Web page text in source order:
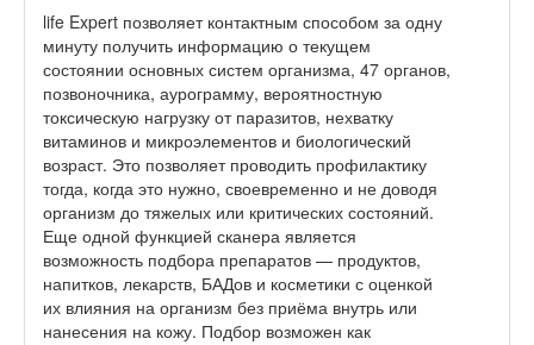
life Expert позволяет контактным способом за одну
минуту получить информацию о текущем
состоянии основных систем организма, 47 органов,
позвоночника, аурограмму, вероятностную
токсическую нагрузку от паразитов, нехватку
витаминов и микроэлементов и биологический
возраст. Это позволяет проводить профилактику
тогда, когда это нужно, своевременно и не доводя
организм до тяжелых или критических состояний.
Еще одной функцией сканера является
возможность подбора препаратов — продуктов,
напитков, лекарств, БАДов и косметики с оценкой
их влияния на организм без приёма внутрь или
нанесения на кожу. Подбор возможен как